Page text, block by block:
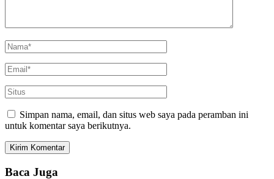
Simpan nama, email, dan situs web saya pada peramban ini
untuk komentar saya berikutnya.
Baca Juga